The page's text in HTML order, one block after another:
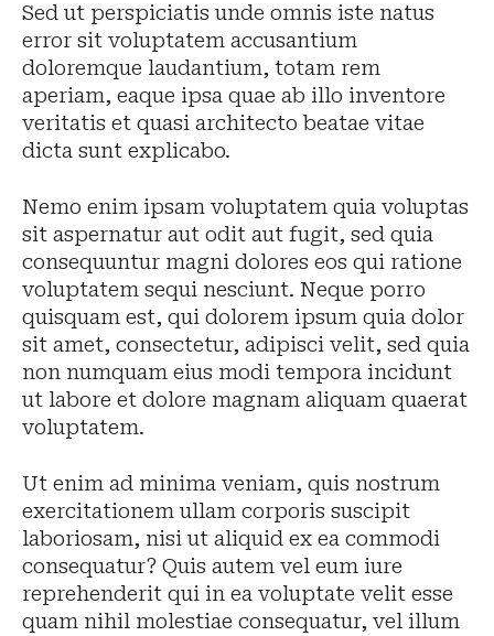
Sed ut perspiciatis unde omnis iste natus
error sit voluptatem accusantium
doloremque laudantium, totam rem
aperiam, eaque ipsa quae ab illo inventore
veritatis et quasi architecto beatae vitae
dicta sunt explicabo.
Nemo enim ipsam voluptatem quia voluptas
sit aspernatur aut odit aut fugit, sed quia
consequuntur magni dolores eos qui ratione
voluptatem sequi nesciunt. Neque porro
quisquam est, qui dolorem ipsum quia dolor
sit amet, consectetur, adipisci velit, sed quia
non numquam eius modi tempora incidunt
ut labore et dolore magnam aliquam quaerat
voluptatem.
Ut enim ad minima veniam, quis nostrum
exercitationem ullam corporis suscipit
laboriosam, nisi ut aliquid ex ea commodi
consequatur? Quis autem vel eum iure
reprehenderit qui in ea voluptate velit esse
quam nihil molestiae consequatur, vel illum